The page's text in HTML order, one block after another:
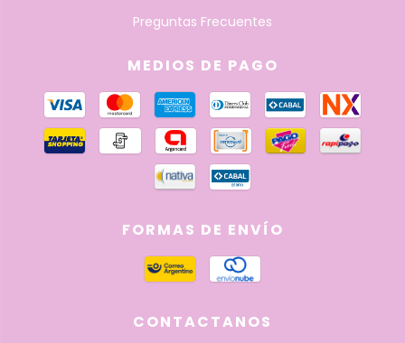
Preguntas Frecuentes
MEDIOS DE PAGO
FORMAS DE ENVÍO
CONTACTANOS